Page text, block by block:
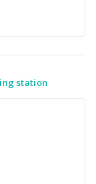
station